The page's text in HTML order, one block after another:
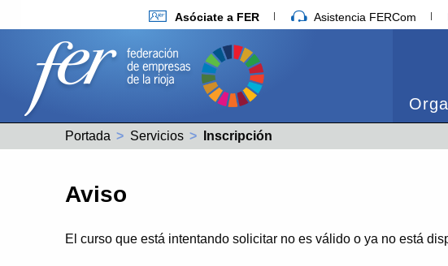
Asóciate a FER Asistencia FERCom
Portada Servicios Actual:
Inscripción
Aviso
El curso que está intentando solicitar no es válido o ya no está